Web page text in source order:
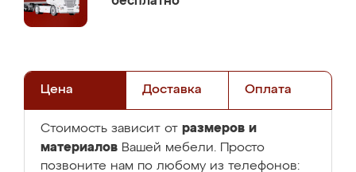
Цена Доставка Оплата
Стоимость зависит от размеров и
материалов Вашей мебели. Просто
позвоните нам по любому из телефонов: